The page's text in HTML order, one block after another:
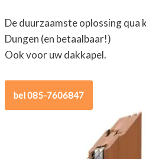
De duurzaamste oplossing qua
Dungen (en betaalbaar!)
Ook voor uw dakkapel.
bel 085-7606847